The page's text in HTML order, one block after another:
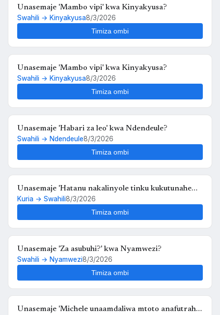
Unasemaje 'Mambo vipi' kwa Kinyakyusa?
Swahili → Kinyakyusa8/3/2026
Timiza ombi
Unasemaje 'Mambo vipi' kwa Kinyakyusa?
Swahili → Kinyakyusa8/3/2026
Timiza ombi
Unasemaje 'Habari za leo' kwa Ndendeule?
Swahili → Ndendeule8/3/2026
Timiza ombi
Unasemaje 'Hatanu nakalinyole tinku kukutunahe
mula uche kunyankya mute' kwa Swahili?
Kuria → Swahili8/3/2026
Timiza ombi
Unasemaje 'Za asubuhi?' kwa Nyamwezi?
Swahili → Nyamwezi8/3/2026
Timiza ombi
Unasemaje 'Michele unaamdaliwa mtoto anafutrahia'